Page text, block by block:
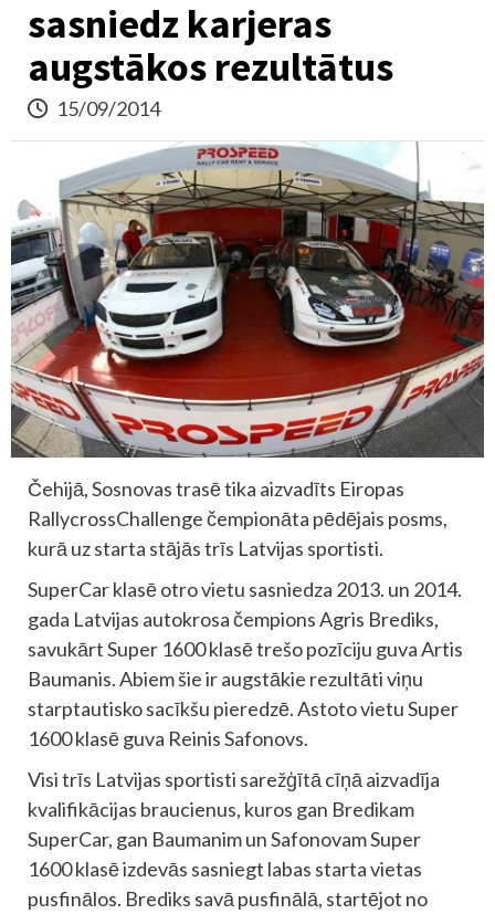
sasniedz karjeras
augstākos rezultātus
15/09/2014
Čehijā, Sosnovas trasē tika aizvadīts Eiropas
RallycrossChallenge čempionāta pēdējais posms,
kurā uz starta stājās trīs Latvijas sportisti.
SuperCar klasē otro vietu sasniedza 2013. un 2014.
gada Latvijas autokrosa čempions Agris Brediks,
savukārt Super 1600 klasē trešo pozīciju guva Artis
Baumanis. Abiem šie ir augstākie rezultāti viņu
starptautisko sacīkšu pieredzē. Astoto vietu Super
1600 klasē guva Reinis Safonovs.
Visi trīs Latvijas sportisti sarežģītā cīņā aizvadīja
kvalifikācijas braucienus, kuros gan Bredikam
SuperCar, gan Baumanim un Safonovam Super
1600 klasē izdevās sasniegt labas starta vietas
pusfinālos. Brediks savā pusfinālā, startējot no